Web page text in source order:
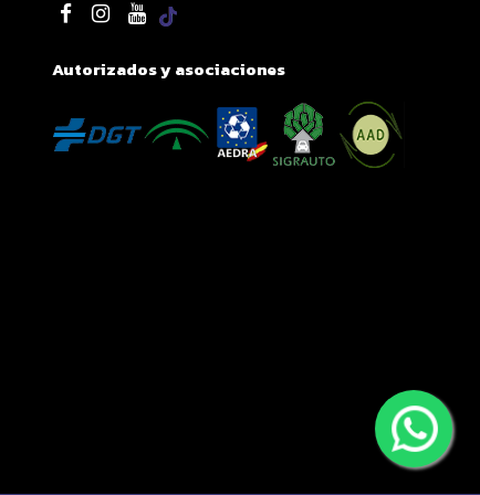
Autorizados y asociaciones